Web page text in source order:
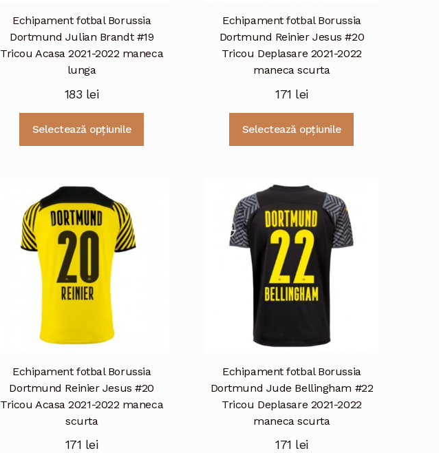
Echipament fotbal Borussia
Dortmund Julian Brandt #19
Tricou Acasa 2021-2022 maneca
lunga
183 lei
Selectează opțiunile
Echipament fotbal Borussia
Dortmund Reinier Jesus #20
Tricou Deplasare 2021-2022
maneca scurta
171 lei
Selectează opțiunile
Echipament fotbal Borussia
Dortmund Reinier Jesus #20
Tricou Acasa 2021-2022 maneca
scurta
171 lei
Echipament fotbal Borussia
Dortmund Jude Bellingham #22
Tricou Deplasare 2021-2022
maneca scurta
171 lei